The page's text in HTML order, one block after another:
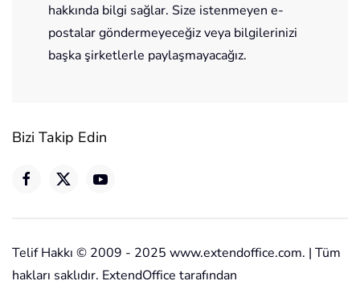
hakkında bilgi sağlar. Size istenmeyen e-
postalar göndermeyeceğiz veya bilgilerinizi
başka şirketlerle paylaşmayacağız.
Bizi Takip Edin
Telif Hakkı © 2009 - 2025 www.extendoffice.com. | Tüm
hakları saklıdır. ExtendOffice tarafından